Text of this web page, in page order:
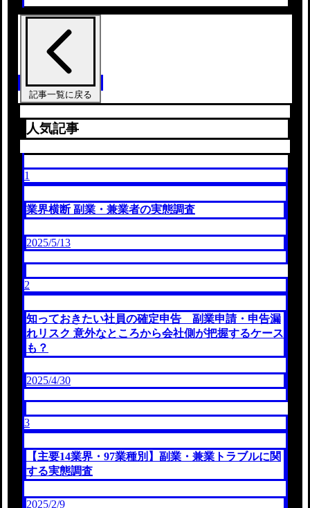
記事一覧に戻る
人気記事
1
業界横断 副業・兼業者の実態調査
2025/5/13
2
知っておきたい社員の確定申告 副業申請・申告漏
れリスク 意外なところから会社側が把握するケース
も？
2025/4/30
3
【主要14業界・97業種別】副業・兼業トラブルに関
する実態調査
2025/2/9